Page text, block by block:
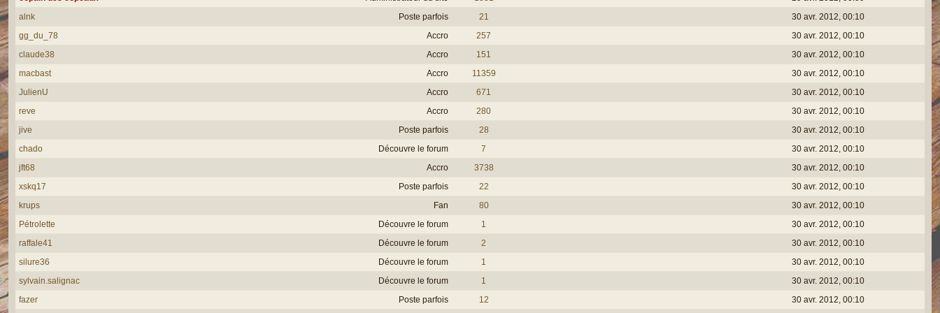
Poste parfois
alnk 21
30 avr. 2012, 00:10
Accro
gg_du_78 257
30 avr. 2012, 00:10
Accro
claude38 151
30 avr. 2012, 00:10
Accro
macbast 11359
30 avr. 2012, 00:10
Accro
JulienU 671
30 avr. 2012, 00:10
Accro
reve 280
30 avr. 2012, 00:10
Poste parfois
jive 28
30 avr. 2012, 00:10
Découvre le forum
chado 7
30 avr. 2012, 00:10
Accro
jft68 3738
30 avr. 2012, 00:10
Poste parfois
xskq17 22
30 avr. 2012, 00:10
Fan
krups 80
30 avr. 2012, 00:10
Découvre le forum
Pétrolette 1
30 avr. 2012, 00:10
Découvre le forum
raffale41 2
30 avr. 2012, 00:10
Découvre le forum
silure36 1
30 avr. 2012, 00:10
Découvre le forum
sylvain.salignac 1
30 avr. 2012, 00:10
Poste parfois
fazer 12 30 avr. 2012, 00:10